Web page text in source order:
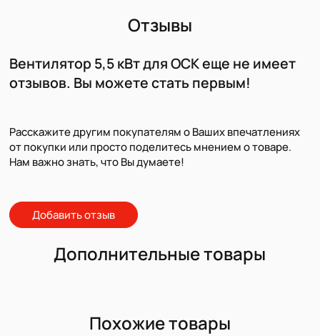
Отзывы
Вентилятор 5,5 кВт для ОСК еще не имеет
отзывов. Вы можете стать первым!
Расскажите другим покупателям о Ваших впечатлениях
от покупки или просто поделитесь мнением о товаре.
Нам важно знать, что Вы думаете!
Добавить отзыв
Дополнительные товары
Похожие товары